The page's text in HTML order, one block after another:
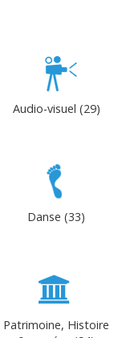
Audio-visuel (29)
Danse (33)
Patrimoine, Histoire